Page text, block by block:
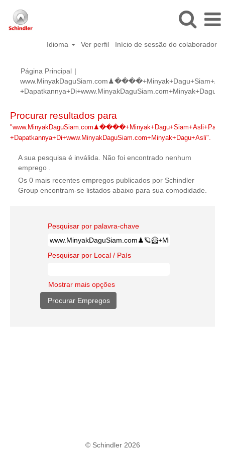
Idioma Ver perfil Início de sessão do colaborador
Página Principal |
Procurar resultados para
+Dapatkannya+Di+www.MinyakDaguSiam.com+Minyak+Dagu+Asli".
A sua pesquisa é inválida. Não foi encontrado nenhum
emprego .
Os 0 mais recentes empregos publicados por Schindler
Group encontram-se listados abaixo para sua comodidade.
Pesquisar por palavra-chave
Pesquisar por Local / País
Mostrar mais opções
© Schindler 2026